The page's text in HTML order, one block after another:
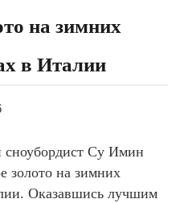
на зимних
в Италии
сноубордист Су Имин
золото на зимних
Оказавшись лучшим